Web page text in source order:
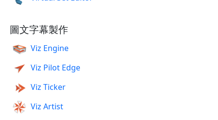
圖文字幕製作
Viz Engine
Viz Pilot Edge
Viz Ticker
Viz Artist